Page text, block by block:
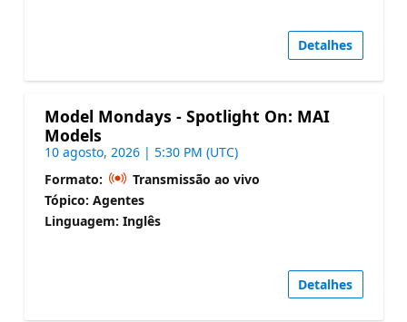
Detalhes
Model Mondays - Spotlight On: MAI
Models
10 agosto, 2026 | 5:30 PM (UTC)
Formato:
Transmissão ao vivo
Tópico: Agentes
Linguagem: Inglês
Detalhes